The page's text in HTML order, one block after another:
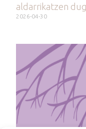
aldarrikatzen
2026-04-30